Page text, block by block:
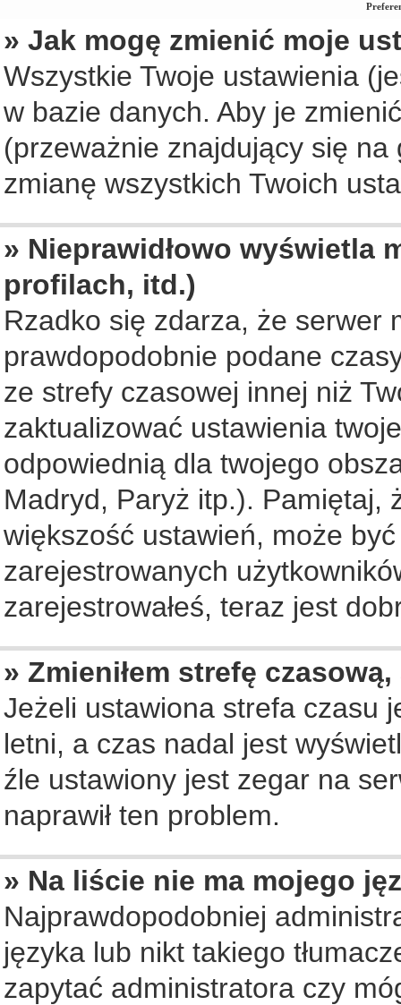
» Jak mogę zmienić moje
Wszystkie Twoje ustawienia
w bazie danych. Aby je
(przeważnie znajdujący się
zmianę wszystkich Twoich
» Nieprawidłowo wyświetla
profilach, itd.)
Rzadko się zdarza, że serwer
prawdopodobnie podane
ze strefy czasowej innej niż
zaktualizować ustawienia
odpowiednią dla twojego
Madryd, Paryż itp.). Pamiętaj,
większość ustawień, może
zarejestrowanych
zarejestrowałeś, teraz jest
» Zmieniłem strefę
Jeżeli ustawiona strefa czasu
letni, a czas nadal jest
źle ustawiony jest zegar na
naprawił ten problem.
» Na liście nie ma mojego
Najprawdopodobniej
języka lub nikt takiego
zapytać administratora czy